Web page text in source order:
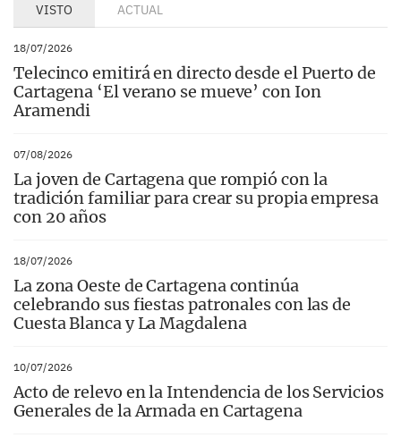
VISTO ACTUAL
18/07/2026
Telecinco emitirá en directo desde el Puerto de
Cartagena ‘El verano se mueve’ con Ion
Aramendi
07/08/2026
La joven de Cartagena que rompió con la
tradición familiar para crear su propia empresa
con 20 años
18/07/2026
La zona Oeste de Cartagena continúa
celebrando sus fiestas patronales con las de
Cuesta Blanca y La Magdalena
10/07/2026
Acto de relevo en la Intendencia de los Servicios
Generales de la Armada en Cartagena